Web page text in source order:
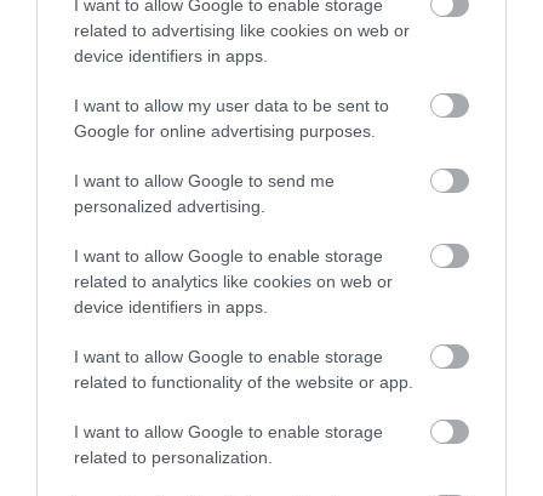
I want to allow Google to enable storage
related to advertising like cookies on web or
device identifiers in apps.
I want to allow my user data to be sent to
Google for online advertising purposes.
I want to allow Google to send me
personalized advertising.
I want to allow Google to enable storage
related to analytics like cookies on web or
device identifiers in apps.
I want to allow Google to enable storage
related to functionality of the website or app.
I want to allow Google to enable storage
related to personalization.
PRONEWS.GR /ΥΓΕΙΑ
ΕΣΥ – Νέα μελέτη: Έξι στους δέκα
νοσηλευτές έχουν χορηγήσει λάθος
φάρμακο
10.10.2025 | 12:46